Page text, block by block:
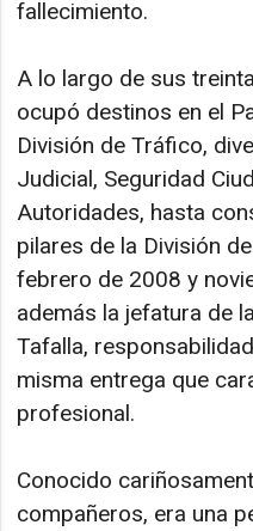
fallecimiento.
A lo largo de sus
ocupó destinos en el
División de Tráfico,
Judicial, Seguridad
Autoridades, hasta
pilares de la División
febrero de 2008 y
además la jefatura de
Tafalla,
misma entrega que
profesional.
Conocido
compañeros, era una